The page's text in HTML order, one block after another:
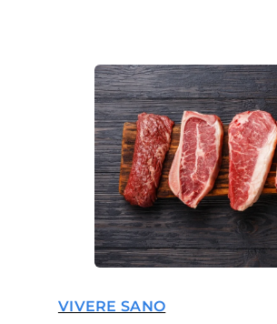
Questa pagina esplora
consigliati per ridurre il
tumore, fornendo
pratiche su come
sana e bilanciata. 30 % è
VIVERE SANO